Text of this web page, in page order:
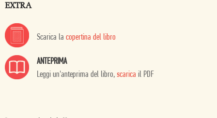
EXTRA
Scarica la copertina del libro
ANTEPRIMA
Leggi un'anteprima del libro, scarica il PDF